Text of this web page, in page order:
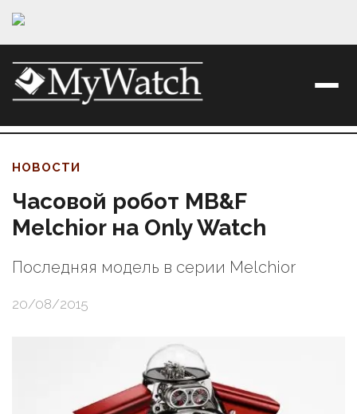
НОВОСТИ
Часовой робот MB&F
Melchior на Only Watch
Последняя модель в серии Melchior
20/08/2015